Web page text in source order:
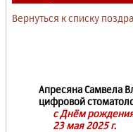
Вернуться к списку
Апресяна Самвела
цифровой
с Днём
23 мая 2025 г.